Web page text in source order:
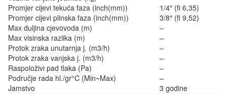
Promjer cijevi tekuća faza (inch(mm))
1/4″ (fi 6,35)
Promjer cijevi plinska faza (inch(mm))
3/8″ (fi 9,52)
Max duljina cjevovoda (m)
–
Max visinska razlika (m)
–
Protok zraka unutarnja j. (m3/h)
–
Protok zraka vanjska j. (m3/h)
–
Raspoloživi pad tlaka (Pa)
–
Područje rada hl./gr°C (Min~Max)
–
Jamstvo
3 godine